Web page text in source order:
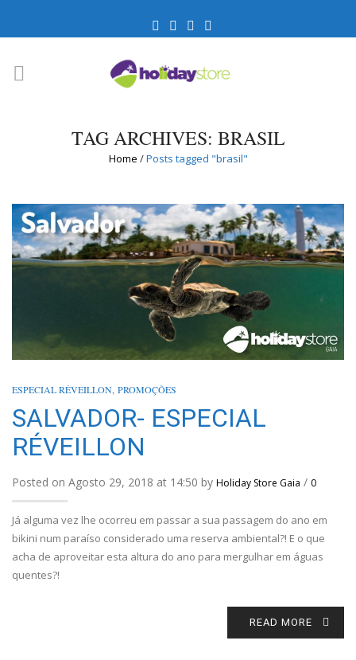
TAG ARCHIVES: BRASIL
Home /Posts tagged "brasil"
ESPECIAL RÉVEILLON, PROMOÇÕES
SALVADOR- ESPECIAL
RÉVEILLON
Posted on Agosto 29, 2018 at 14:50 by Holiday Store Gaia / 0
Já alguma vez lhe ocorreu em passar a sua passagem do ano em
bikini num paraíso considerado uma reserva ambiental?! E o que
acha de aproveitar esta altura do ano para mergulhar em águas
quentes?!
READ MORE